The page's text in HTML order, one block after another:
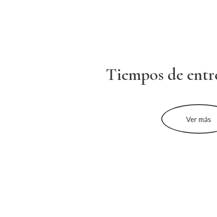
Tiempos de
Ver más